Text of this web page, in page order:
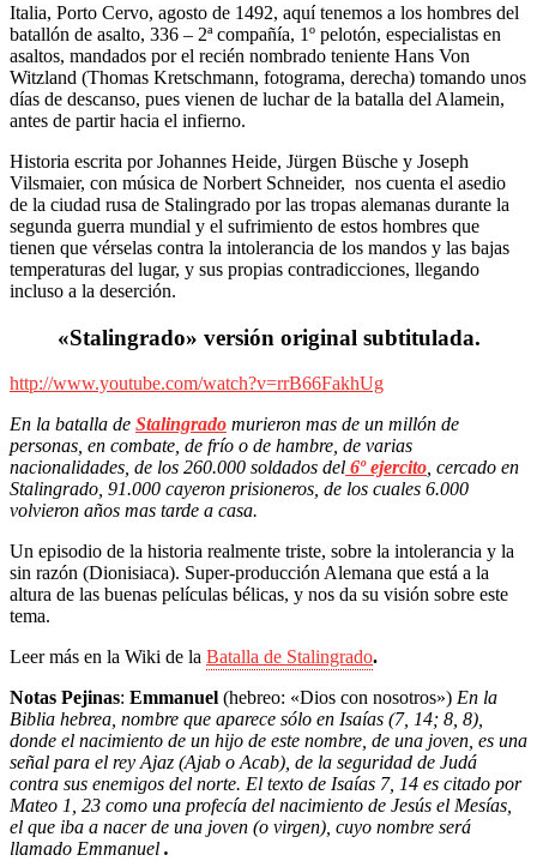
Italia, Porto Cervo, agosto de 1492, aquí tenemos a los hombres del
batallón de asalto, 336 – 2ª compañía, 1º pelotón, especialistas en
asaltos, mandados por el recién nombrado teniente Hans Von
Witzland (Thomas Kretschmann, fotograma, derecha) tomando unos
días de descanso, pues vienen de luchar de la batalla del Alamein,
antes de partir hacia el infierno.
Historia escrita por Johannes Heide, Jürgen Büsche y Joseph
Vilsmaier, con música de Norbert Schneider, nos cuenta el asedio
de la ciudad rusa de Stalingrado por las tropas alemanas durante la
segunda guerra mundial y el sufrimiento de estos hombres que
tienen que vérselas contra la intolerancia de los mandos y las bajas
temperaturas del lugar, y sus propias contradicciones, llegando
incluso a la deserción.
«Stalingrado» versión original subtitulada.
http://www.youtube.com/watch?v=rrB66FakhUg
En la batalla de Stalingrado murieron mas de un millón de
personas, en combate, de frío o de hambre, de varias
nacionalidades, de los 260.000 soldados del 6º ejercito, cercado en
Stalingrado, 91.000 cayeron prisioneros, de los cuales 6.000
volvieron años mas tarde a casa.
Un episodio de la historia realmente triste, sobre la intolerancia y la
sin razón (Dionisiaca). Super-producción Alemana que está a la
altura de las buenas películas bélicas, y nos da su visión sobre este
tema.
Leer más en la Wiki de la Batalla de Stalingrado.
Notas Pejinas: Emmanuel (hebreo: «Dios con nosotros») En la
Biblia hebrea, nombre que aparece sólo en Isaías (7, 14; 8, 8),
donde el nacimiento de un hijo de este nombre, de una joven, es una
señal para el rey Ajaz (Ajab o Acab), de la seguridad de Judá
contra sus enemigos del norte. El texto de Isaías 7, 14 es citado por
Mateo 1, 23 como una profecía del nacimiento de Jesús el Mesías,
el que iba a nacer de una joven (o virgen), cuyo nombre será
llamado Emmanuel .